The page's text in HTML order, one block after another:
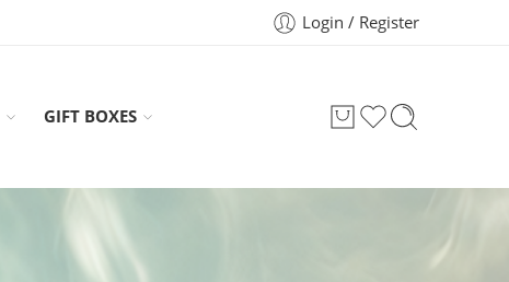
Login / Register
GIFT BOXES